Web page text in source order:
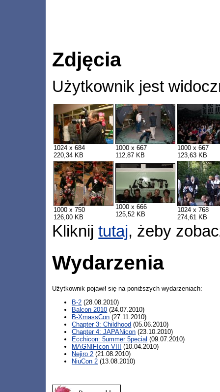
Zdjęcia
Użytkownik jest
1024 x 684
220,34 KB
1000 x 667
112,87 KB
1000 x 667
123,63 KB
1000 x 750
126,00 KB
1000 x 666
125,52 KB
1024 x 768
274,61 KB
Kliknijtutaj, żeby
Wydarzenia
Użytkownik pojawił się na poniższych wydarzeniach:
B-2 (28.08.2010)
Balcon 2010 (24.07.2010)
B-XmassCon (27.11.2010)
Chapter 3: Childhood (05.06.2010)
Chapter 4: JAPANicon (23.10.2010)
Ecchicon: 5ummer 5pecial (09.07.2010)
MAGNIFIcon VIII
(10.04.2010)
Nejiro 2 (21.08.2010)
NiuCon 2 (13.08.2010)